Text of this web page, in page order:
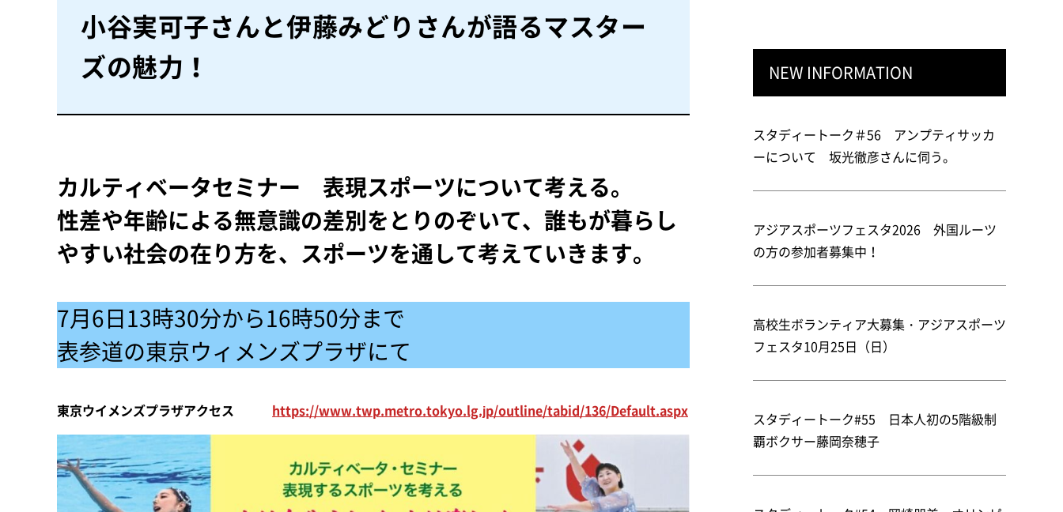
小谷実可子さんと伊藤みどりさんが語るマスター
ズの魅力！
カルティベータセミナー 表現スポーツについて考える。
性差や年齢による無意識の差別をとりのぞいて、誰もが暮らし
やすい社会の在り方を、スポーツを通して考えていきます。
7月6日13時30分から16時50分まで
表参道の東京ウィメンズプラザにて
東京ウイメンズプラザアクセス https://www.twp.metro.tokyo.lg.jp/outline/tabid/136/Default.aspx
NEW INFORMATION
スタディートーク＃56 アンプティサッカ
ーについて 坂光徹彦さんに伺う。
アジアスポーツフェスタ2026 外国ルーツ
の方の参加者募集中！
高校生ボランティア大募集・アジアスポーツ
フェスタ10月25日（日）
スタディートーク#55 日本人初の5階級制
覇ボクサー藤岡奈穂子